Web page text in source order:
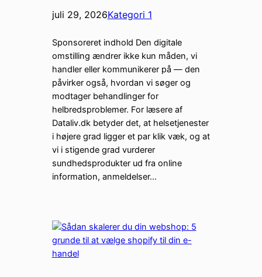
juli 29, 2026Kategori 1
Sponsoreret indhold Den digitale
omstilling ændrer ikke kun måden, vi
handler eller kommunikerer på — den
påvirker også, hvordan vi søger og
modtager behandlinger for
helbredsproblemer. For læsere af
Dataliv.dk betyder det, at helsetjenester
i højere grad ligger et par klik væk, og at
vi i stigende grad vurderer
sundhedsprodukter ud fra online
information, anmeldelser…